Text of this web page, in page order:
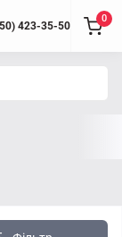
423-35-50
0